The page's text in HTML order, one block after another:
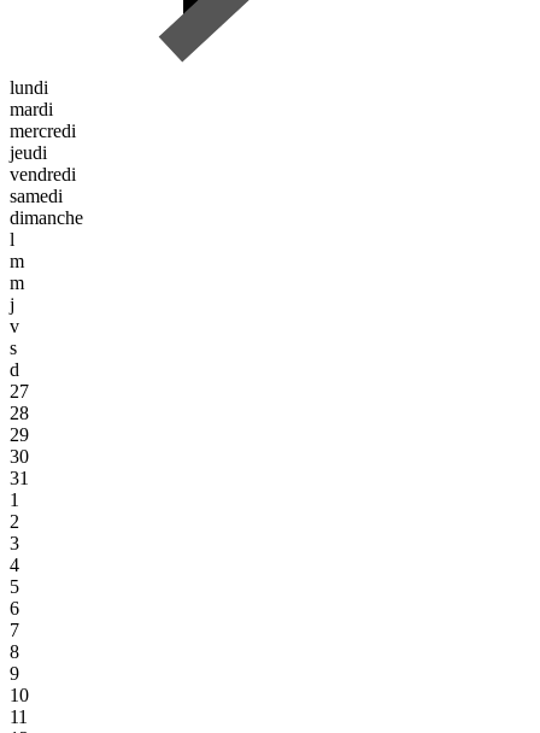
lundi
mardi
mercredi
jeudi
vendredi
samedi
dimanche
l
m
m
j
v
s
d
27
28
29
30
31
1
2
3
4
5
6
7
8
9
10
11